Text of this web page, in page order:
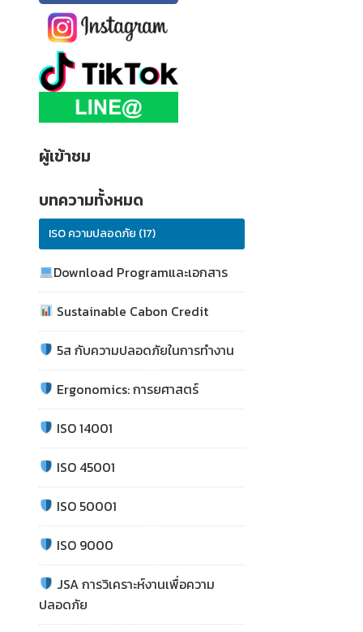
ผู้เข้าชม
บทความทั้งหมด
ISO ความปลอดภัย (17)
Download Programและเอกสาร
Sustainable Cabon Credit
5ส กับความปลอดภัยในการทำงาน
Ergonomics: การยศาสตร์
ISO 14001
ISO 45001
ISO 50001
ISO 9000
JSA การวิเคราะห์งานเพื่อความ
ปลอดภัย